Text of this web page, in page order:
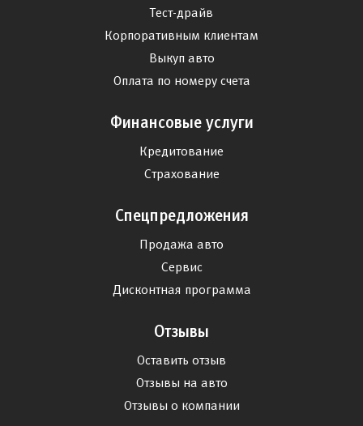
Тест-драйв
Корпоративным клиентам
Выкуп авто
Оплата по номеру счета
Финансовые услуги
Кредитование
Страхование
Спецпредложения
Продажа авто
Сервис
Дисконтная программа
Отзывы
Оставить отзыв
Отзывы на авто
Отзывы о компании